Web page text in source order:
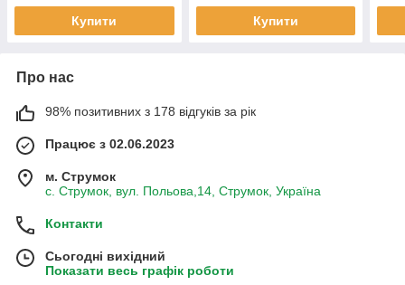
Купити Купити
Про нас
98% позитивних з 178 відгуків за рік
Працює з 02.06.2023
м. Струмок
с. Струмок, вул. Польова,14, Струмок, Україна
Контакти
Сьогодні вихідний
Показати весь графік роботи